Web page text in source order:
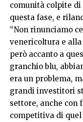
comunità colpite
questa fase, e
“Non rinunciamo
venericoltura e
però accanto a
granchio blu,
era un problema,
grandi investitori
settore, anche
competitiva di